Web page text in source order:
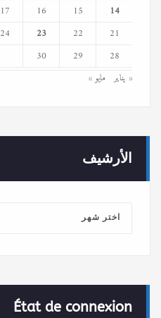
14
15
16
17
21
22
23
24
28
29
30
« يناير مايو »
الأرشيف
État de connexion